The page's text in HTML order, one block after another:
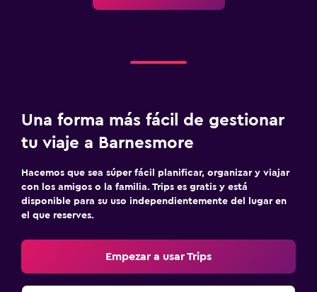
Una forma más fácil de gestionar
tu viaje a Barnesmore
Hacemos que sea súper fácil planificar, organizar y viajar
con los amigos o la familia. Trips es gratis y está
disponible para su uso independientemente del lugar en
el que reserves.
Empezar a usar Trips